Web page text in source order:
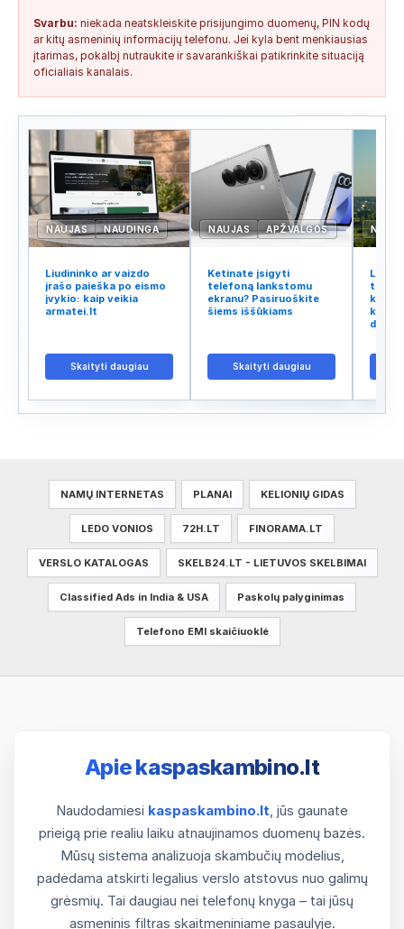
Svarbu: niekada neatskleiskite prisijungimo duomenų, PIN kodų
ar kitų asmeninių informacijų telefonu. Jei kyla bent menkiausias
įtarimas, pokalbį nutraukite ir savarankiškai patikrinkite situaciją
oficialiais kanalais.
NAUJAS NAUDINGA
Liudininko ar vaizdo
įrašo paieška po eismo
įvykio: kaip veikia
armatei.lt
Skaityti daugiau
NAUJAS APŽVALGOS
Ketinate įsigyti
telefoną lankstomu
ekranu? Pasiruoškite
šiems iššūkiams
Skaityti daugiau
tinklo
kodėl
kalba
NAMŲ INTERNETAS PLANAI KELIONIŲ GIDAS
LEDO VONIOS 72H.LT FINORAMA.LT
VERSLO KATALOGAS SKELB24.LT - LIETUVOS SKELBIMAI
Classified Ads in India & USA Paskolų palyginimas
Telefono EMI skaičiuoklė
Apie kaspaskambino.lt
Naudodamiesi kaspaskambino.lt, jūs gaunate
prieigą prie realiu laiku atnaujinamos duomenų bazės.
Mūsų sistema analizuoja skambučių modelius,
padėdama atskirti legalius verslo atstovus nuo galimų
grėsmių. Tai daugiau nei telefonų knyga – tai jūsų
asmeninis filtras skaitmeniniame pasaulyje.